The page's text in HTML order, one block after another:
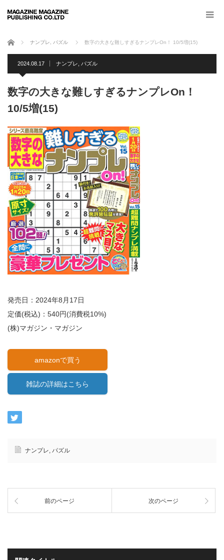
ホーム ナンプレ パズル 数字の大きな難しすぎるナンプレOn！ 10/5増(15)
2024.08.17 ナンプレ パズル
数字の大きな難しすぎるナンプレOn！
10/5増(15)
発売日：2024年8月17日
定価(税込)：540円(消費税10%)
(株)マガジン・マガジン
amazonで買う
雑誌の詳細はこちら
ナンプレ, パズル
前のページ 次のページ